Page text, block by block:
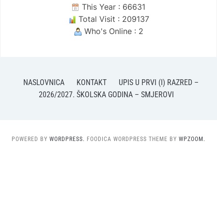
This Year : 66631
Total Visit : 209137
Who's Online : 2
NASLOVNICA KONTAKT
UPIS U PRVI (I) RAZRED –
2026/2027. ŠKOLSKA GODINA – SMJEROVI
POWERED BY WORDPRESS. FOODICA WORDPRESS THEME BY WPZOOM.